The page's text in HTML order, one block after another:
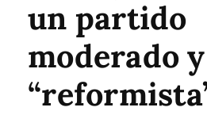
un partido
moderado y